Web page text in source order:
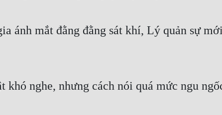
ánh mắt đằng đằng sát khí, Lý quản sự
khó nghe, nhưng cách nói quá mức ngu